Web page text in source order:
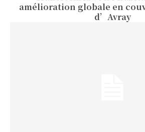
amélioration globale en
d’Avray